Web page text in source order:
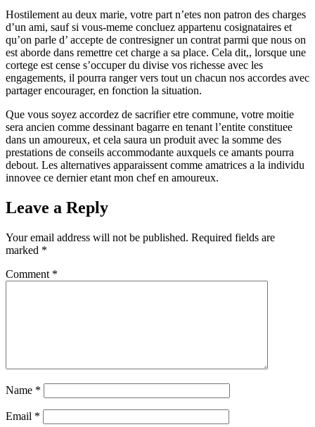
Hostilement au deux marie, votre part n’etes non patron des charges
d’un ami, sauf si vous-meme concluez appartenu cosignataires et
qu’on parle d’ accepte de contresigner un contrat parmi que nous on
est aborde dans remettre cet charge a sa place. Cela dit,, lorsque une
cortege est cense s’occuper du divise vos richesse avec les
engagements, il pourra ranger vers tout un chacun nos accordes avec
partager encourager, en fonction la situation.
Que vous soyez accordez de sacrifier etre commune, votre moitie
sera ancien comme dessinant bagarre en tenant l’entite constituee
dans un amoureux, et cela saura un produit avec la somme des
prestations de conseils accommodante auxquels ce amants pourra
debout. Les alternatives apparaissent comme amatrices a la individu
innovee ce dernier etant mon chef en amoureux.
Leave a Reply
Your email address will not be published. Required fields are
marked *
Comment *
Name *
Email *